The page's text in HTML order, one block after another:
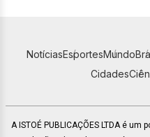
NotíciasEsportesMundo
Cidades
A ISTOÉ PUBLICAÇÕES LTDA é